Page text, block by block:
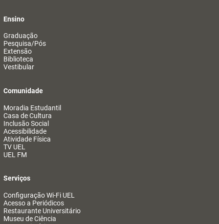
Ensino
Graduação
Pesquisa/Pós
Extensão
Biblioteca
Vestibular
Comunidade
Moradia Estudantil
Casa de Cultura
Inclusão Social
Acessibilidade
Atividade Física
TV UEL
UEL FM
Serviços
Configuração Wi-Fi UEL
Acesso a Periódicos
Restaurante Universitário
Museu de Ciência